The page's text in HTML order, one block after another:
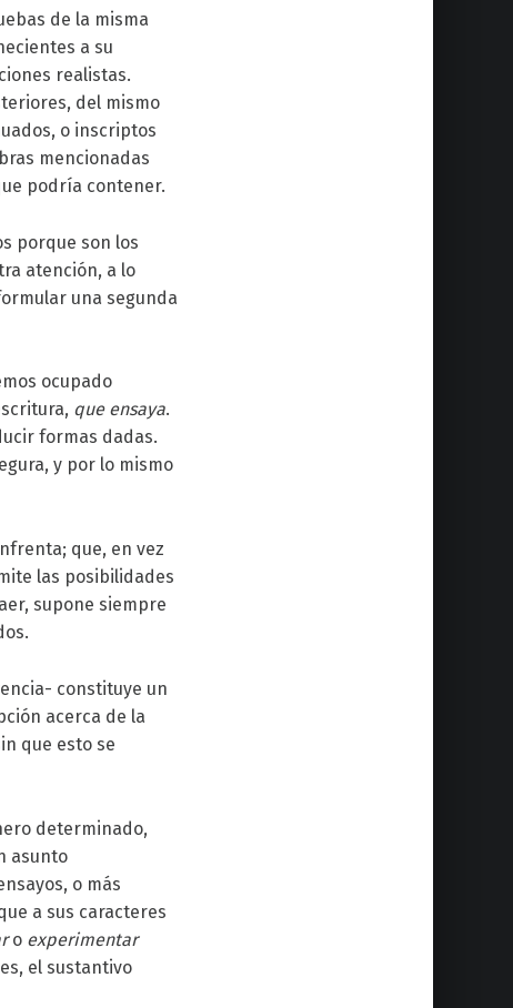
de la misma
a su
realistas.
del mismo
o inscriptos
mencionadas
podría contener.
porque son los
atención, a lo
una segunda
ocupado
que ensaya.
formas dadas.
y por lo mismo
que, en vez
las posibilidades
supone siempre
constituye un
acerca de la
que esto se
determinado,
asunto
o más
a sus caracteres
o experimentar
el sustantivo